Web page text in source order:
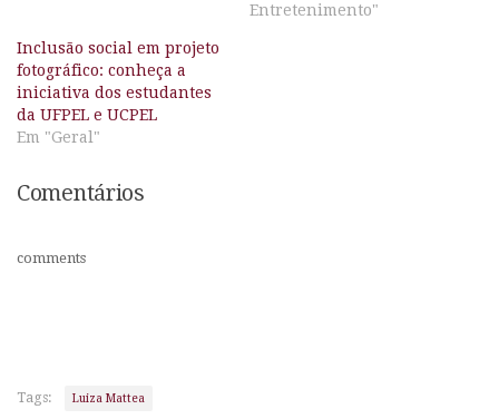
Entretenimento"
Inclusão social em projeto
fotográfico: conheça a
iniciativa dos estudantes
da UFPEL e UCPEL
Em "Geral"
Comentários
comments
Tags: Luiza Mattea